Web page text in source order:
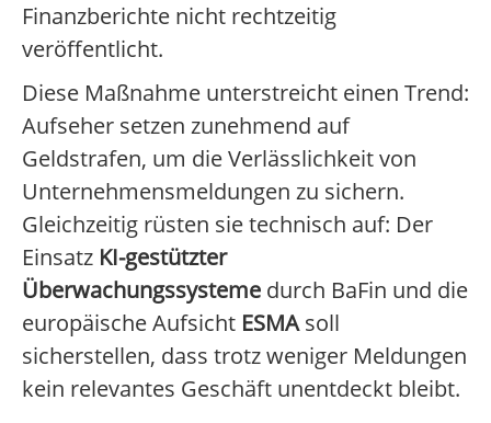
Finanzberichte nicht rechtzeitig
veröffentlicht.
Diese Maßnahme unterstreicht einen Trend:
Aufseher setzen zunehmend auf
Geldstrafen, um die Verlässlichkeit von
Unternehmensmeldungen zu sichern.
Gleichzeitig rüsten sie technisch auf: Der
Einsatz KI-gestützter
Überwachungssysteme durch BaFin und die
europäische Aufsicht ESMAsoll
sicherstellen, dass trotz weniger Meldungen
kein relevantes Geschäft unentdeckt bleibt.